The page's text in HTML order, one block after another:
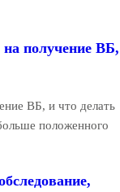
на получение ВБ,
ВБ, и что делать
положенного